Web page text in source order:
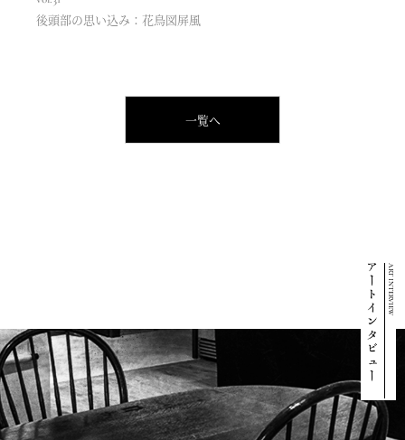
後頭部の思い込み：花鳥図屏風
一覧へ
ART INTERVIEW